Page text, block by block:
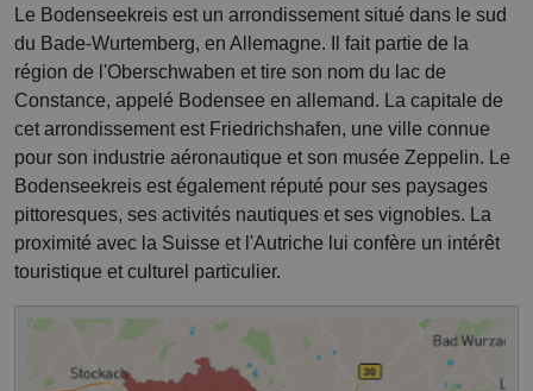
Le Bodenseekreis est un arrondissement situé dans le sud
du Bade-Wurtemberg, en Allemagne. Il fait partie de la
région de l'Oberschwaben et tire son nom du lac de
Constance, appelé Bodensee en allemand. La capitale de
cet arrondissement est Friedrichshafen, une ville connue
pour son industrie aéronautique et son musée Zeppelin. Le
Bodenseekreis est également réputé pour ses paysages
pittoresques, ses activités nautiques et ses vignobles. La
proximité avec la Suisse et l'Autriche lui confère un intérêt
touristique et culturel particulier.